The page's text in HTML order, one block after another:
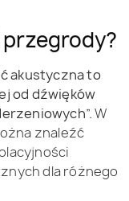
akustyczna to
od dźwięków
W
znaleźć
dla różnego